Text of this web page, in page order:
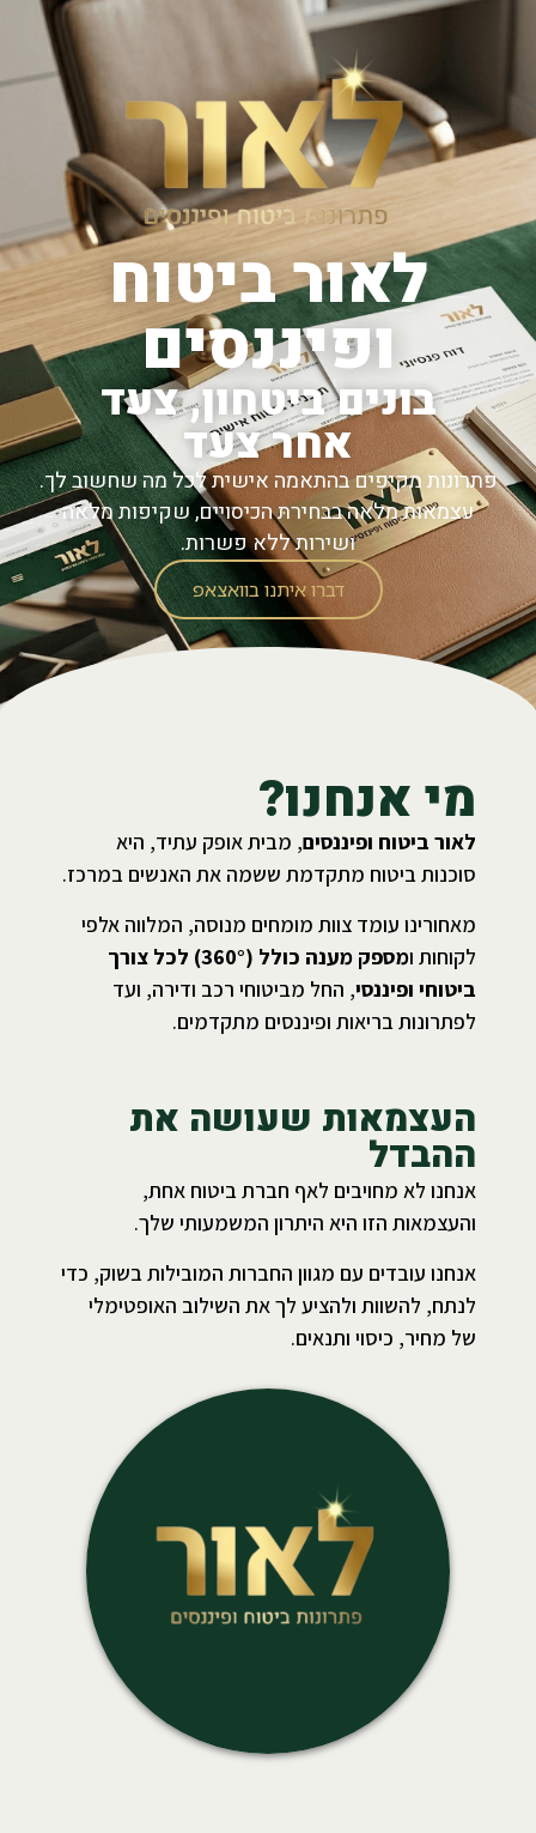
לאור ביטוח
ופיננסים
בונים ביטחון, צעד
אחר צעד
פתרונות מקיפים בהתאמה אישית לכל מה שחשוב לך.
עצמאות מלאה בבחירת הכיסויים, שקיפות מלאה
ושירות ללא פשרות.
דברו איתנו בוואצאפ
מי אנחנו?
לאור ביטוח ופיננסים, מבית אופק עתיד, היא
סוכנות ביטוח מתקדמת ששמה את האנשים במרכז.
מאחורינו עומד צוות מומחים מנוסה, המלווה אלפי
לקוחות ו
מספק מענה כולל (360°) לכל צורך
ביטוחי ופיננסי, החל מביטוחי רכב ודירה, ועד
לפתרונות בריאות ופיננסים מתקדמים.
העצמאות שעושה את
ההבדל
אנחנו לא מחויבים לאף חברת ביטוח אחת,
והעצמאות הזו היא היתרון המשמעותי שלך.
אנחנו עובדים עם מגוון החברות המובילות בשוק, כדי
לנתח, להשוות ולהציע לך את השילוב האופטימלי
של מחיר, כיסוי ותנאים.